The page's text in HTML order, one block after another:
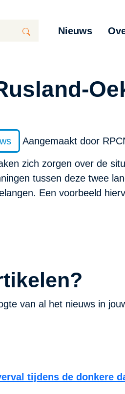
Nieuws
Aangemaakt door
zich zorgen over de
tussen deze twee
Een voorbeeld
van al het nieuws in
tijdens de donkere